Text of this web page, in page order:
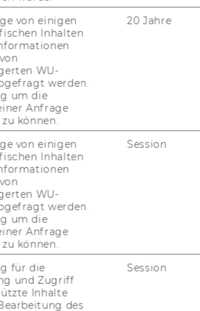
and Witt­gen­stein
Lutz was given
Re­se­arch
Grant for
ca­pa­ci­ty to cli­
so­cio­lo­gist ever
Lutz ad­di­tio­nal
the only grant given
is avail­able only to Eu­
an ERC grant. The
of their re­se­arch
edu­ca­ti­on le­vels
is to sup­port Wolf­gang
me­thods ca­pa­ble
von einigen
Inhalten
WU-
werden.
um die
Anfrage
können.
20 Jahre
von einigen
Inhalten
WU-
werden.
um die
Anfrage
können.
Session
für die
und Zugriff
Inhalte
des
Session